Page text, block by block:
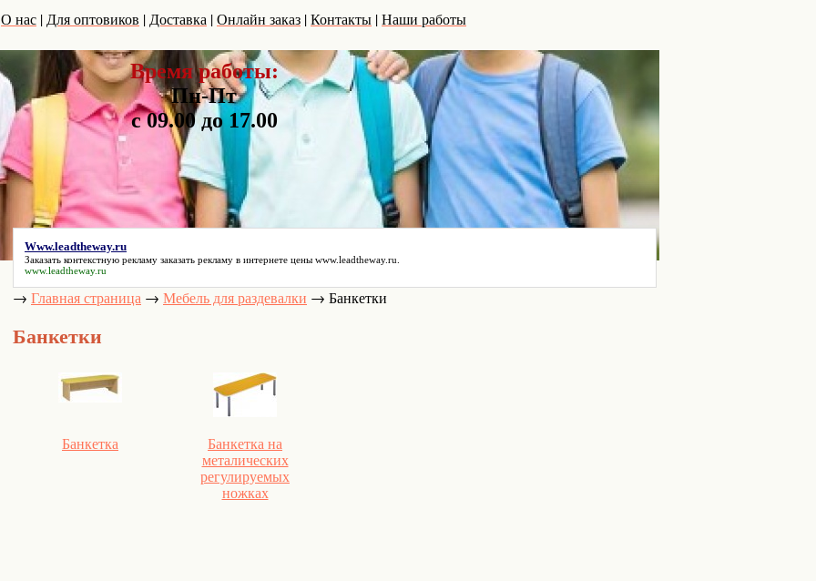
О нас | Для оптовиков | Доставка | Онлайн заказ | Контакты | Наши работы
Время работы:
Пн-Пт
с 09.00 до 17.00
Www.leadtheway.ru
Заказать контекстную рекламу заказать рекламу в интернете цены www.leadtheway.ru
www.leadtheway.ru
→ Главная страница → Мебель для раздевалки → Банкетки
Банкетки
Банкетка
Банкетка на
металических
регулируемых
ножках